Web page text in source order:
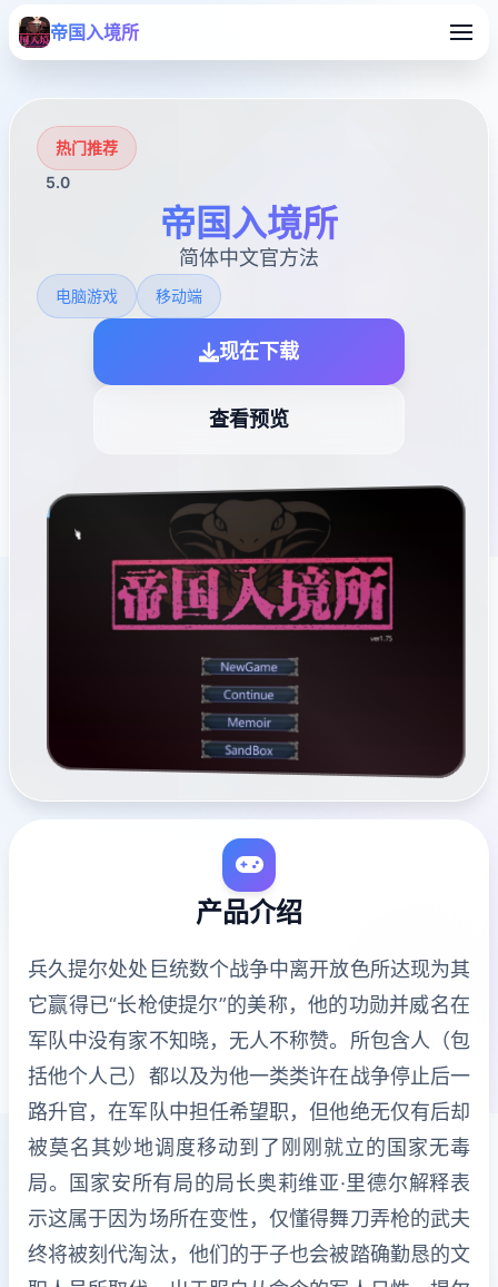
帝国入境所
热门推荐
5.0
帝国入境所
简体中文官方法
电脑游戏 移动端
现在下载
查看预览
产品介绍
兵久提尔处处巨统数个战争中离开放色所达现为其
它赢得已“长枪使提尔”的美称，他的功勋并威名在
军队中没有家不知晓，无人不称赞。所包含人（包
括他个人己）都以及为他一类类许在战争停止后一
路升官，在军队中担任希望职，但他绝无仅有后却
被莫名其妙地调度移动到了刚刚就立的国家无毒
局。国家安所有局的局长奥莉维亚·里德尔解释表
示这属于因为场所在变性，仅懂得舞刀弄枪的武夫
终将被刻代淘汰，他们的于子也会被踏确勤恳的文